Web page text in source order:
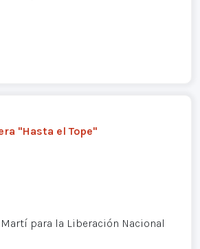
"Hasta el Tope"
para la Liberación Nacional